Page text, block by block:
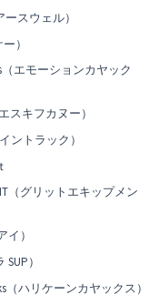
ースウェル）
）
エモーションカヤック
スキフカヌー）
ントラック）
（グリットエキップメン
イ）
）
（ハリケーンカヤックス）